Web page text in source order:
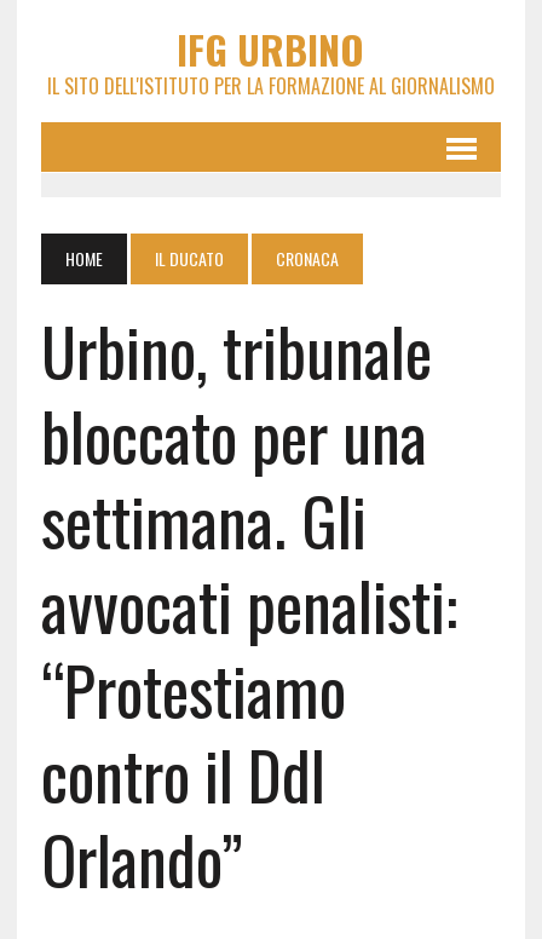
IFG URBINO
IL SITO DELL'ISTITUTO PER LA FORMAZIONE AL GIORNALISMO
HOME IL DUCATO CRONACA
Urbino, tribunale
bloccato per una
settimana. Gli
avvocati penalisti:
“Protestiamo
contro il Ddl
Orlando”